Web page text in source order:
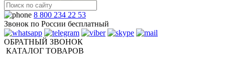
8 800 234 22 53
Звонок по России бесплатный
ОБРАТНЫЙ ЗВОНОК
КАТАЛОГ ТОВАРОВ